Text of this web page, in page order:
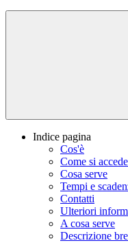
Indice pagina
Cos'è
Come si
Cosa serve
Tempi e
Contatti
Ulteriori
A cosa serve
Descrizione